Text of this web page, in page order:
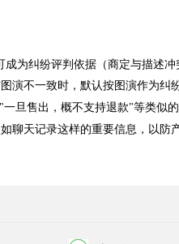
为纠纷评判依据（商定与描述冲
演不一致时，默认按图演作为纠
旦售出，概不支持退款"等类似
聊天记录这样的重要信息，以防